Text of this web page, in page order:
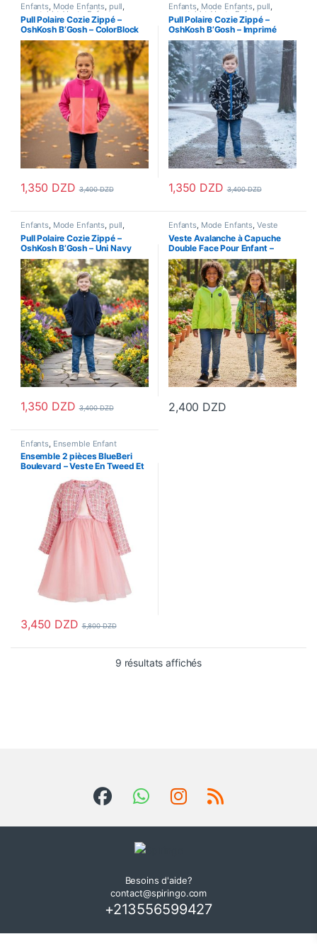
Enfants, Mode Enfants, pull,
sweatshirt ,Veste Enfant ,
Vetements Enfants
Pull Polaire Cozie Zippé –
OshKosh B’Gosh – ColorBlock
Rose
1,350 DZD 3,400DZD
Ce produit a plusieurs variations. Les options peuvent être
Enfants, Mode Enfants, pull,
sweatshirt ,Veste Enfant ,
Vetements Enfants
Pull Polaire Cozie Zippé –
OshKosh B’Gosh – Imprimé
Dinosaure
1,350 DZD 3,400DZD
Ce produit a plusieurs
Enfants, Mode Enfants, pull,
sweatshirt Veste Enfant ,
Vetements Enfants
Pull Polaire Cozie Zippé –
OshKosh B’Gosh – Uni Navy
1,350 DZD 3,400DZD
Ce produit a plusieurs variations. Les options peuvent être
Enfants, Mode Enfants, Veste
Enfant ,Vetements Enfants
Veste Avalanche à Capuche
Double Face Pour Enfant –
Légère Et Imperméable
2,400 DZD
Ce produit a plusieurs
Enfants Ensemble Enfant
Ensemble 2 pièces BlueBeri
Boulevard – Veste En Tweed Et
3,450 DZD 5,800DZD
Ce produit a plusieurs variations. Les options peuvent être
9 résultats affichés
Besoins d'aide?
contact@spiringo.com
+213556599427